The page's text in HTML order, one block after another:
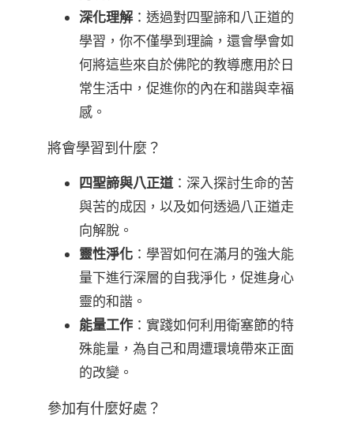
深化理解：透過對四聖諦和八正道的
學習，你不僅學到理論，還會學會如
何將這些來自於佛陀的教導應用於日
常生活中，促進你的內在和諧與幸福
感。
將會學習到什麼？
四聖諦與八正道：深入探討生命的苦
與苦的成因，以及如何透過八正道走
向解脫。
靈性淨化 ：學習如何在滿月的強大能
量下進行深層的自我淨化，促進身心
靈的和諧。
能量工作 ：實踐如何利用衛塞節的特
殊能量，為自己和周遭環境帶來正面
的改變。
參加有什麼好處？